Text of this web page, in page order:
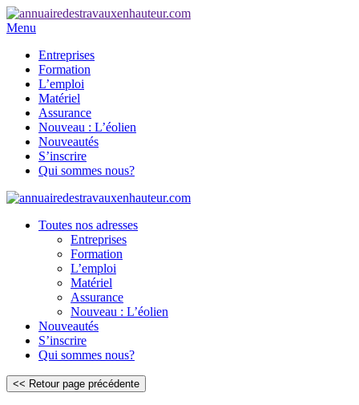
Menu
Entreprises
Formation
L’emploi
Matériel
Assurance
Nouveau : L’éolien
Nouveautés
S’inscrire
Qui sommes nous?
Toutes nos adresses
Entreprises
Formation
L’emploi
Matériel
Assurance
Nouveau : L’éolien
Nouveautés
S’inscrire
Qui sommes nous?